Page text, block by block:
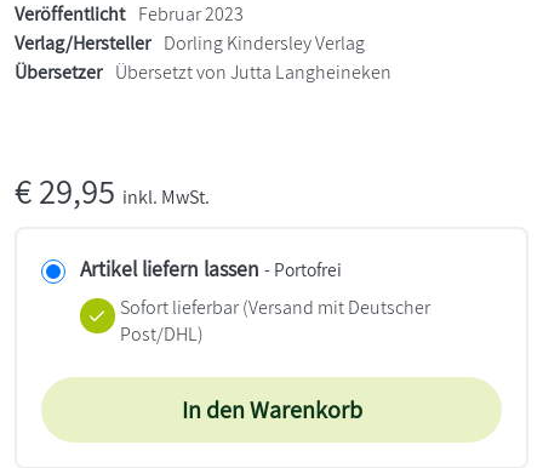
Veröffentlicht Februar 2023
Verlag/Hersteller Dorling Kindersley Verlag
Übersetzer Übersetzt von Jutta Langheineken
€29,95 inkl. MwSt.
Artikel liefern lassen - Portofrei
Sofort lieferbar(Versand mit Deutscher
Post/DHL)
In den Warenkorb